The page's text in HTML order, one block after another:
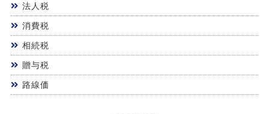
法人税
消費税
相続税
贈与税
路線価